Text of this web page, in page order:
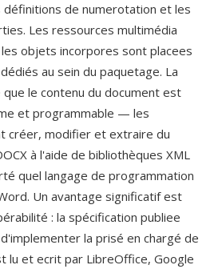
de numerotation et les
Les ressources multimédia
objets incorpores sont placees
au sein du paquetage. La
le contenu du document est
et programmable — les
créer, modifier et extraire du
à l'aide de bibliothèques XML
quel langage de programmation
Un avantage significatif est
: la spécification publiee
la prisé en chargé de
lu et ecrit par LibreOffice, Google